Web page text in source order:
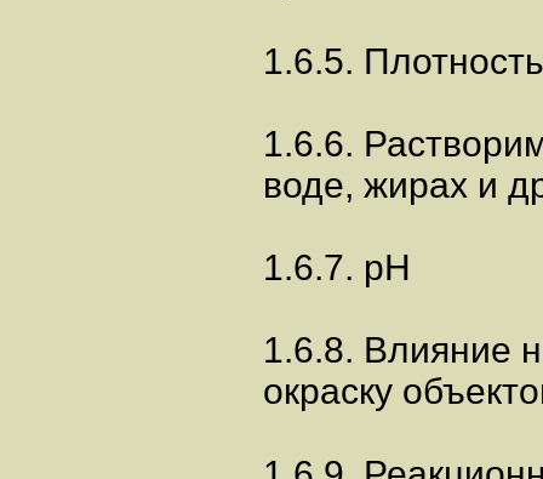
1.6.5. Плотность
1.6.6.
воде, жирах и
1.6.7. pH
1.6.8. Влияние
окраску